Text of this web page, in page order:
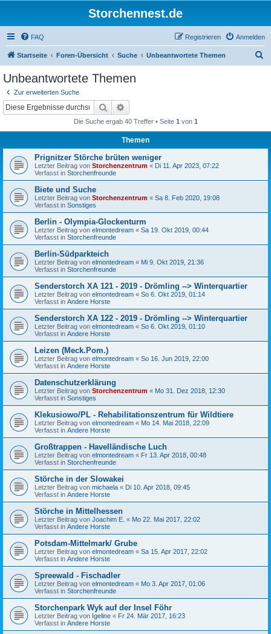
Storchennest.de
FAQ Anmelden
Registrieren
Startseite Foren-Übersicht Suche Unbeantwortete Themen
Unbeantwortete Themen
Zur erweiterten Suche
Suche
Die Suche ergab 40 Treffer • Seite 1 von 1
Themen
Prignitzer Störche brüten weniger
Letzter Beitrag von Storchenzentrum « Di 11. Apr 2023, 07:22
Verfasst in Storchenfreunde
Biete und Suche
Letzter Beitrag von Storchenzentrum « Sa 8. Feb 2020, 19:08
Verfasst in Sonstiges
Berlin - Olympia-Glockenturm
Letzter Beitrag von elmontedream « Sa 19. Okt 2019, 00:44
Verfasst in Storchenfreunde
Berlin-Südparkteich
Letzter Beitrag von elmontedream « Mi 9. Okt 2019, 21:36
Verfasst in Storchenfreunde
Senderstorch XA 121 - 2019 - Drömling --> Winterquartier
Letzter Beitrag von elmontedream « So 6. Okt 2019, 01:14
Verfasst in Andere Horste
Senderstorch XA 122 - 2019 - Drömling --> Winterquartier
Letzter Beitrag von elmontedream « So 6. Okt 2019, 01:10
Verfasst in Andere Horste
Leizen (Meck.Pom.)
Letzter Beitrag von elmontedream « So 16. Jun 2019, 22:00
Verfasst in Andere Horste
Datenschutzerklärung
Letzter Beitrag von Storchenzentrum « Mo 31. Dez 2018, 12:30
Verfasst in Sonstiges
Klekusiowo/PL - Rehabilitationszentrum für Wildtiere
Letzter Beitrag von elmontedream « Mo 14. Mai 2018, 22:09
Verfasst in Andere Horste
Großtrappen - Havelländische Luch
Letzter Beitrag von elmontedream « Fr 13. Apr 2018, 00:48
Verfasst in Storchenfreunde
Störche in der Slowakei
Letzter Beitrag von michaela « Di 10. Apr 2018, 09:45
Verfasst in Andere Horste
Störche in Mittelhessen
Letzter Beitrag von Joachim E. « Mo 22. Mai 2017, 22:02
Verfasst in Andere Horste
Potsdam-Mittelmark/ Grube
Letzter Beitrag von elmontedream « Sa 15. Apr 2017, 22:02
Verfasst in Andere Horste
Spreewald - Fischadler
Letzter Beitrag von elmontedream « Mo 3. Apr 2017, 01:06
Verfasst in Storchenfreunde
Storchenpark Wyk auf der Insel Föhr
Letzter Beitrag von Igeline « Fr 24. Mär 2017, 16:23
Verfasst in Andere Horste